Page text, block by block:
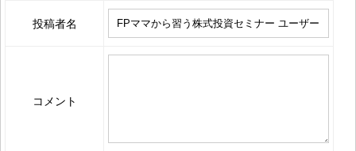
投稿者名
コメント